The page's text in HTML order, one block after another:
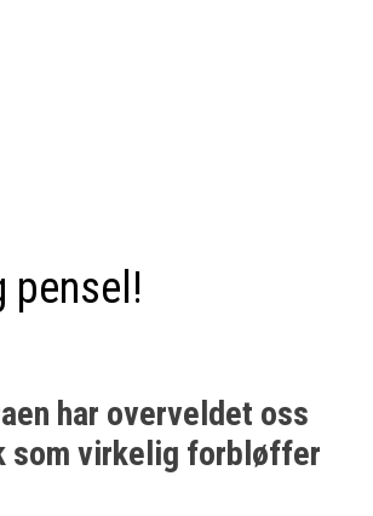
pensel!
har overveldet oss
som virkelig forbløffer